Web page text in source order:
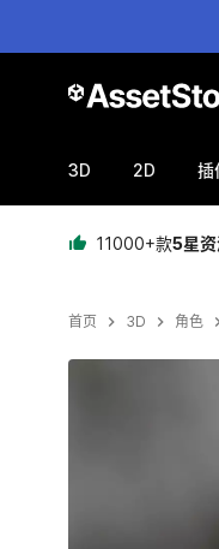
3D 2D 插
11000+款5星
首页 3D 角色